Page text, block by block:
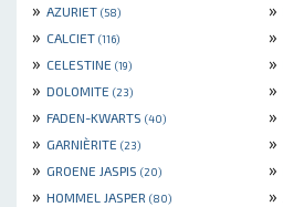
» AZURIET (58) »
» CALCIET (116) »
» CELESTINE (19) »
» DOLOMITE (23) »
» FADEN-KWARTS (40) »
» GARNIÈRITE (23) »
» GROENE JASPIS (20) »
» HOMMEL JASPER (80) »